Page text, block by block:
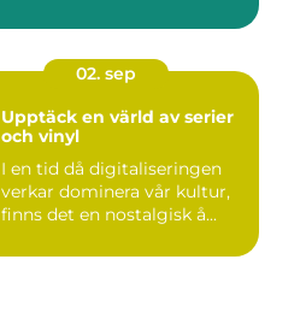
02. sep
Upptäck en värld av serier
och vinyl
I en tid då digitaliseringen
verkar dominera vår kultur,
finns det en nostalgisk å...